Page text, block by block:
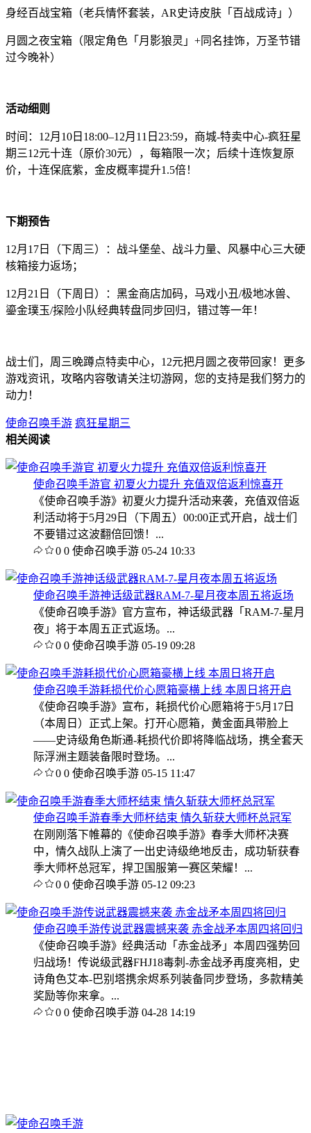
身经百战宝箱（老兵情怀套装，AR史诗皮肤「百战成诗」）
月圆之夜宝箱（限定角色「月影狼灵」+同名挂饰，万圣节错
过今晚补）
活动细则
时间：12月10日18:00–12月11日23:59，商城-特卖中心-疯狂星
期三12元十连（原价30元），每箱限一次；后续十连恢复原
价，十连保底紫，金皮概率提升1.5倍！
下期预告
12月17日（下周三）：战斗堡垒、战斗力量、风暴中心三大硬
核箱接力返场；
12月21日（下周日）：黑金商店加码，马戏小丑/极地冰兽、
鎏金璞玉/探险小队经典转盘同步回归，错过等一年！
战士们，周三晚蹲点特卖中心，12元把月圆之夜带回家！更多
游戏资讯，攻略内容敬请关注切游网，您的支持是我们努力的
动力！
使命召唤手游 疯狂星期三
相关阅读
使命召唤手游官 初夏火力提升 充值双倍返利惊喜开
《使命召唤手游》初夏火力提升活动来袭，充值双倍返
利活动将于5月29日（下周五）00:00正式开启，战士们
不要错过这波翻倍回馈！...
0 0 使命召唤手游 05-24 10:33
使命召唤手游神话级武器RAM-7-星月夜本周五将返场
《使命召唤手游》官方宣布，神话级武器「RAM-7-星月
夜」将于本周五正式返场。...
0 0 使命召唤手游 05-19 09:28
使命召唤手游耗损代价心愿箱豪横上线 本周日将开启
《使命召唤手游》宣布，耗损代价心愿箱将于5月17日
（本周日）正式上架。打开心愿箱，黄金面具带脸上
——史诗级角色斯通-耗损代价即将降临战场，携全套天
际浮洲主题装备限时登场。...
0 0 使命召唤手游 05-15 11:47
使命召唤手游春季大师杯结束 情久斩获大师杯总冠军
在刚刚落下帷幕的《使命召唤手游》春季大师杯决赛
中，情久战队上演了一出史诗级绝地反击，成功斩获春
季大师杯总冠军，捍卫国服第一赛区荣耀！...
0 0 使命召唤手游 05-12 09:23
使命召唤手游传说武器震撼来袭 赤金战矛本周四将回归
《使命召唤手游》经典活动「赤金战矛」本周四强势回
归战场！传说级武器FHJ18毒刺-赤金战矛再度亮相，史
诗角色艾本-巴别塔携余烬系列装备同步登场，多款精美
奖励等你来拿。...
0 0 使命召唤手游 04-28 14:19